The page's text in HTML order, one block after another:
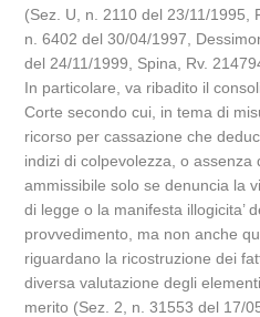
(Sez. U, n. 2110 del 23/11/1995,
n. 6402 del 30/04/1997,
del 24/11/1999, Spina, Rv.
In particolare, va ribadito il
Corte secondo cui, in tema di
ricorso per cassazione che
indizi di colpevolezza, o assenza
ammissibile solo se denuncia la
di legge o la manifesta illogicita’
provvedimento, ma non anche
riguardano la ricostruzione dei
diversa valutazione degli
merito (Sez. 2, n. 31553 del 17/